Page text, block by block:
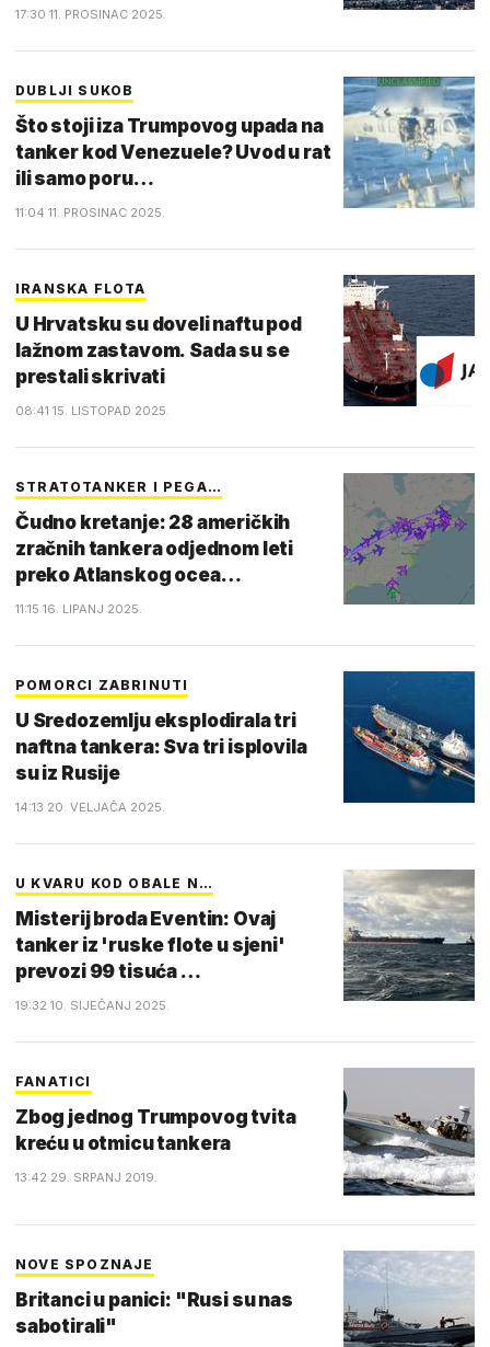
17:30 11. PROSINAC 2025.
DUBLJI SUKOB
Što stoji iza Trumpovog upada na
tanker kod Venezuele? Uvod u rat
ili samo poru…
11:04 11. PROSINAC 2025.
IRANSKA FLOTA
U Hrvatsku su doveli naftu pod
lažnom zastavom. Sada su se
prestali skrivati
08:41 15. LISTOPAD 2025.
STRATOTANKER I PEGA…
Čudno kretanje: 28 američkih
zračnih tankera odjednom leti
preko Atlanskog ocea…
11:15 16. LIPANJ 2025.
POMORCI ZABRINUTI
U Sredozemlju eksplodirala tri
naftna tankera: Sva tri isplovila
su iz Rusije
14:13 20. VELJAČA 2025.
U KVARU KOD OBALE N…
Misterij broda Eventin: Ovaj
tanker iz 'ruske flote u sjeni'
prevozi 99 tisuća …
19:32 10. SIJEČANJ 2025.
FANATICI
Zbog jednog Trumpovog tvita
kreću u otmicu tankera
13:42 29. SRPANJ 2019.
NOVE SPOZNAJE
Britanci u panici: "Rusi su nas
sabotirali"